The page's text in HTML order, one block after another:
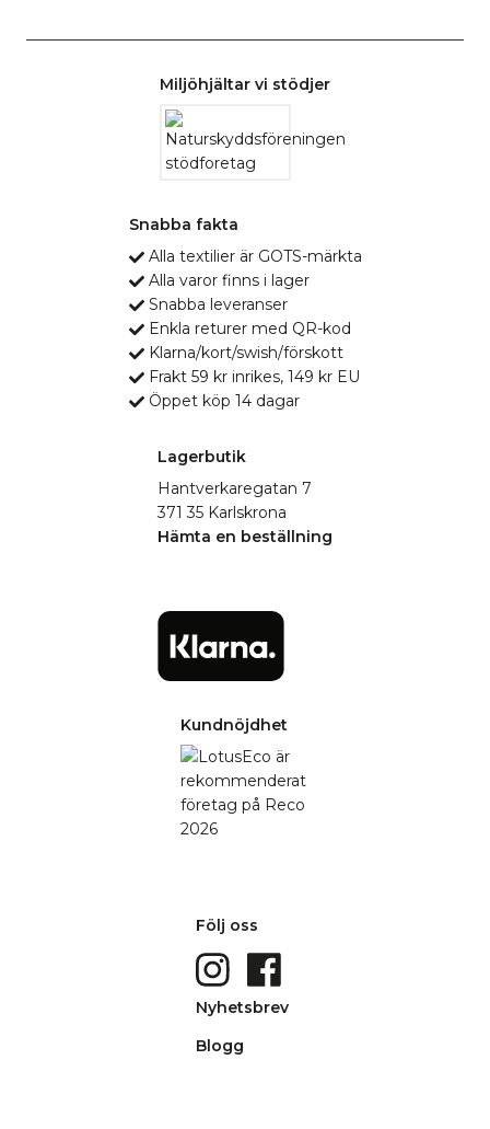
Miljöhjältar vi stödjer
Snabba fakta
Alla textilier är GOTS-märkta
Alla varor finns i lager
Snabba leveranser
Enkla returer med QR-kod
Klarna/kort/swish/förskott
Frakt 59 kr inrikes, 149 kr EU
Öppet köp 14 dagar
Lagerbutik
Hantverkaregatan 7
371 35 Karlskrona
Hämta en beställning
Kundnöjdhet
Följ oss
Nyhetsbrev
Blogg